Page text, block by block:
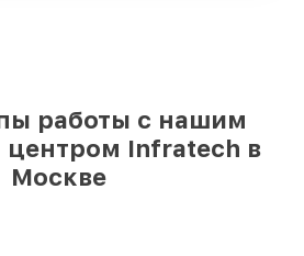
часа, при немедленном
работы с нашим
Infratech в
Москве